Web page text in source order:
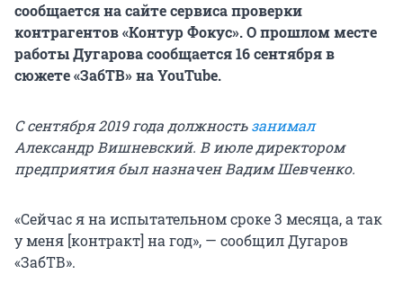
сообщается на сайте сервиса проверки
контрагентов «Контур Фокус». О прошлом месте
работы Дугарова сообщается 16 сентября в
сюжете «ЗабТВ» на YouTube.
С сентября 2019 года должностьзанимал
Александр Вишневский. В июле директором
предприятия был назначен Вадим Шевченко.
«Сейчас я на испытательном сроке 3 месяца, а так
у меня [контракт] на год», — сообщил Дугаров
«ЗабТВ».